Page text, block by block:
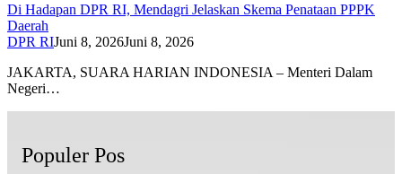
Di Hadapan DPR RI, Mendagri Jelaskan Skema Penataan PPPK
Daerah
DPR RIJuni 8, 2026Juni 8, 2026
JAKARTA, SUARA HARIAN INDONESIA – Menteri Dalam
Negeri…
Populer Pos